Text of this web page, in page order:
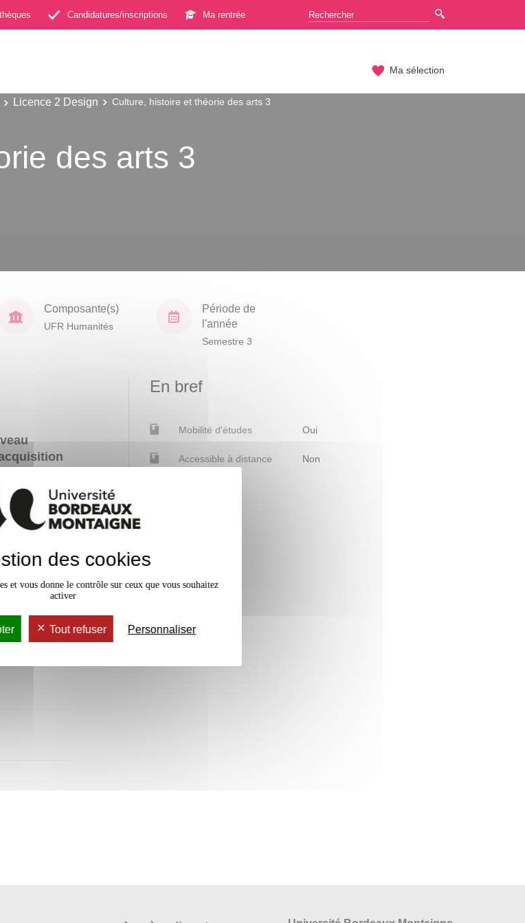
Candidatures/inscriptions Ma rentrée
Ma sélection
Licence 2 Design Culture, histoire et théorie des arts 3
des arts 3
Composante(s)
UFR Humanités
Période de
l'année
Semestre 3
x
En bref
Mobilité d'études Oui
Accessible à distance Non
des cookies
et vous donne le contrôle sur ceux que vous souhaitez
activer
Tout refuser Personnaliser